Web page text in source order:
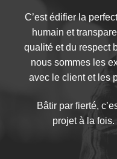
C’est édifier la
humain et
qualité et du respect
nous sommes les
avec le client et les
Bâtir par fierté,
projet à la fois.